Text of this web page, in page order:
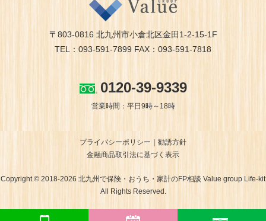
〒803-0816 北九州市小倉北区金田1-2-15-1F
TEL：093-591-7899 FAX：093-591-7818
0120-39-9339
営業時間：平日9時～18時
プライバシーポリシー
勧誘方針
金融商品取引法に基づく表示
Copyright © 2018-2026 北九州で保険・おうち・家計のFP相談 Value group Life-kit
All Rights Reserved.